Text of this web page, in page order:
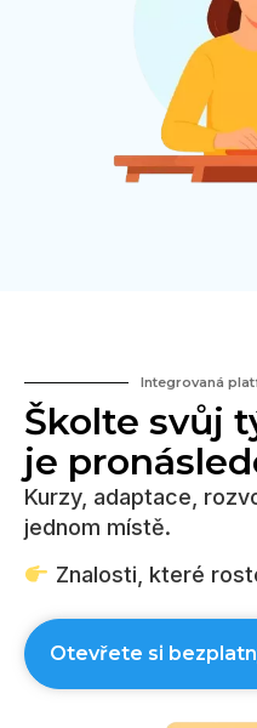
Integrovaná
Školte svůj
je
Kurzy, adaptace,
jednom místě.
Znalosti, které
Otevřete si